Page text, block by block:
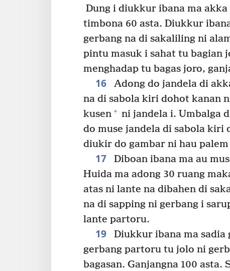
Dung i diukkur ibana ma
timbona 60 asta. Diukkur
gerbang na di sakaliling ni
pintu masuk i sahat tu bagian
menghadap tu bagas joro,
16
Adong do jandela di
na di sabola kiri dohot kanan
kusen + ni jandela i. Umbalga
do muse jandela di sabola kiri
diukir do gambar ni hau palem
17
Diboan ibana ma au
Huida ma adong 30 ruang
atas ni lante na dibahen di
na di sapping ni gerbang i
lante partoru.
19 Diukkur ibana ma sadia
gerbang partoru tu jolo ni
bagasan. Ganjangna 100 asta.